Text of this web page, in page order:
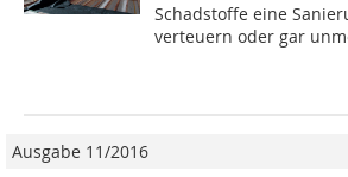
Schadstoffe eine
verteuern oder gar
Ausgabe 11/2016